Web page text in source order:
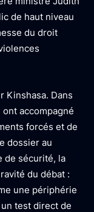
de haut niveau
du droit
Kinshasa. Dans
accompagné
forcés et de
dossier au
de sécurité, la
du débat :
une périphérie
test direct de